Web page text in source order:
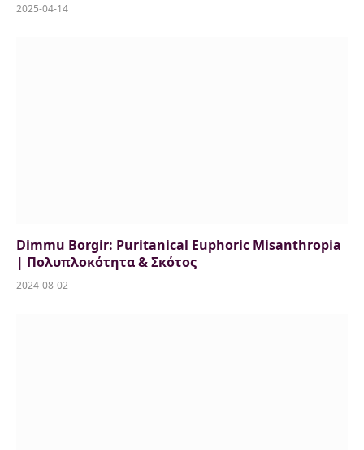
2025-04-14
Dimmu Borgir: Puritanical Euphoric Misanthropia
| Πολυπλοκότητα & Σκότος
2024-08-02